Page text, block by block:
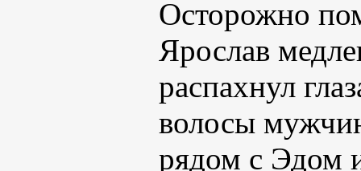
Осторожно
Ярослав
распахнул
волосы
рядом с Эдом